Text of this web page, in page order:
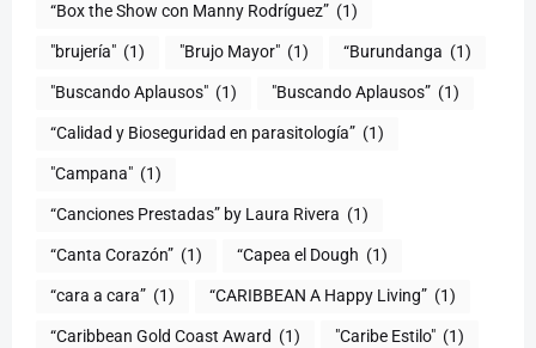
“Box the Show con Manny Rodríguez” (1)
"brujería" (1) "Brujo Mayor" (1) “Burundanga (1)
"Buscando Aplausos" (1) "Buscando Aplausos” (1)
(1)
"Campana" (1)
“Canciones Prestadas” by Laura Rivera (1)
“Canta Corazón” (1) “Capea el Dough (1)
“cara a cara” (1) “CARIBBEAN A Happy Living” (1)
(1) "Caribe Estilo" (1)